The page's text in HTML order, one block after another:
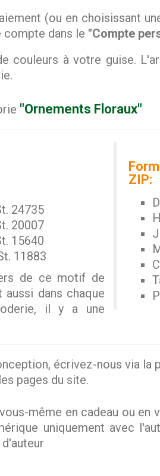
(ou en choisissant
compte dans le "Compte
couleurs à votre guise.
"Ornements Floraux"
24735
20007
15640
11883
de ce motif de
aussi dans chaque
il y a une
ZIP:
écrivez-nous via la
pages du site.
même en cadeau ou
uniquement avec